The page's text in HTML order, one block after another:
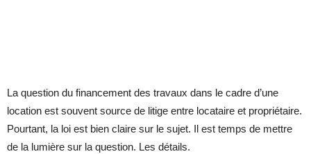
La question du financement des travaux dans le cadre d’une
location est souvent source de litige entre locataire et propriétaire.
Pourtant, la loi est bien claire sur le sujet. Il est temps de mettre
de la lumière sur la question. Les détails.